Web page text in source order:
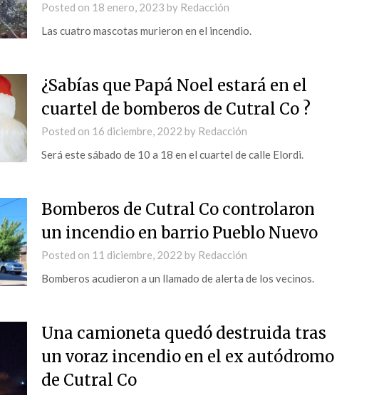
Posted on 18 enero, 2023 by Redacción
Las cuatro mascotas murieron en el incendio.
¿Sabías que Papá Noel estará en el
cuartel de bomberos de Cutral Co ?
Posted on 16 diciembre, 2022 by Redacción
Será este sábado de 10 a 18 en el cuartel de calle Elordi.
Bomberos de Cutral Co controlaron
un incendio en barrio Pueblo Nuevo
Posted on 11 diciembre, 2022 by Redacción
Bomberos acudieron a un llamado de alerta de los vecinos.
Una camioneta quedó destruida tras
un voraz incendio en el ex autódromo
de Cutral Co